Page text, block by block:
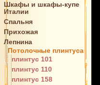
Шкафы и шкафы-купе
Италии
Спальня
Прихожая
Лепнина
Потолочные плинтуса
плинтус 101
плинтус 110
плинтус 158